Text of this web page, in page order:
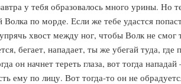
у тебя образовалось много урины. Но
по морде. Если же тебе удастся
хвост между ног, чтобы Волк не смог
бегает, нападает, ты же убегай туда,
он начнет тереть глаза, вот тогда нападай
по лицу. Вот тогда-то он не